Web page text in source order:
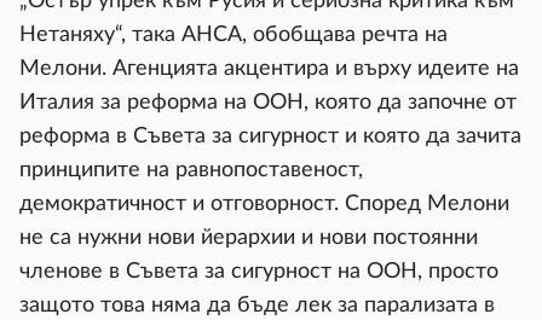
Нетаняху“, така АНСА, обобщава речта на
Мелони. Агенцията акцентира и върху идеите на
Италия за реформа на ООН, която да започне от
реформа в Съвета за сигурност и която да зачита
принципите на равнопоставеност,
демократичност и отговорност. Според Мелони
не са нужни нови йерархии и нови постоянни
членове в Съвета за сигурност на ООН, просто
защото това няма да бъде лек за парализата в